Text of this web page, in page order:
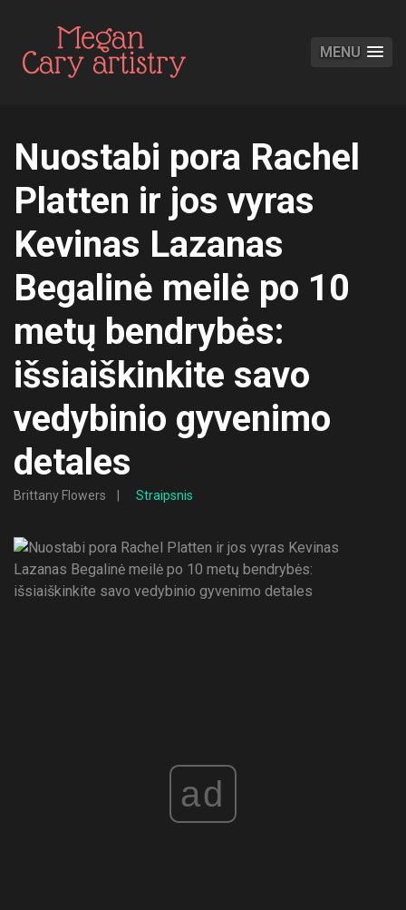
MENU
Nuostabi pora Rachel
Platten ir jos vyras
Kevinas Lazanas
Begalinė meilė po 10
metų bendrybės:
išsiaiškinkite savo
vedybinio gyvenimo
detales
Brittany Flowers Straipsnis
ad